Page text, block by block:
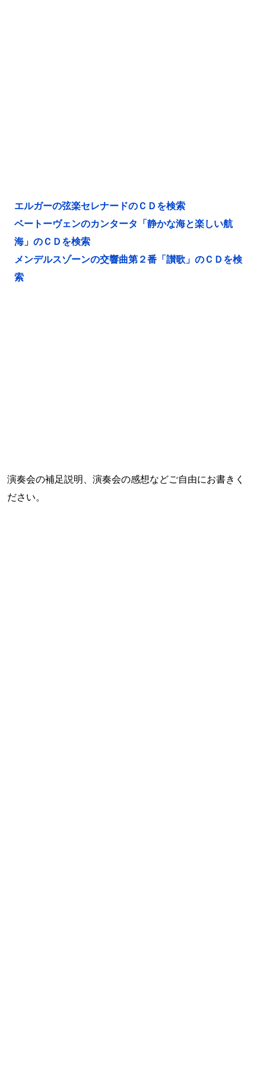
エルガーの弦楽セレナードのＣＤを検索
ベートーヴェンのカンタータ「静かな海と楽しい航
海」のＣＤを検索
メンデルスゾーンの交響曲第２番「讃歌」のＣＤを検
索
演奏会の補足説明、演奏会の感想などご自由にお書きく
ださい。